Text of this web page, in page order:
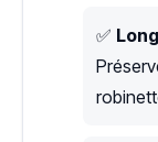
✅